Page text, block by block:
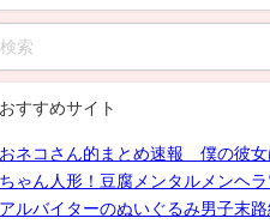
おすすめサイト
おネコさん的まとめ速報 僕の彼女
ちゃん人形！豆腐メンタルメンヘ
アルバイターのぬいぐるみ男子末